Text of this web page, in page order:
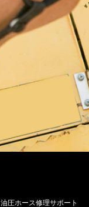
油圧ホース修理サポート